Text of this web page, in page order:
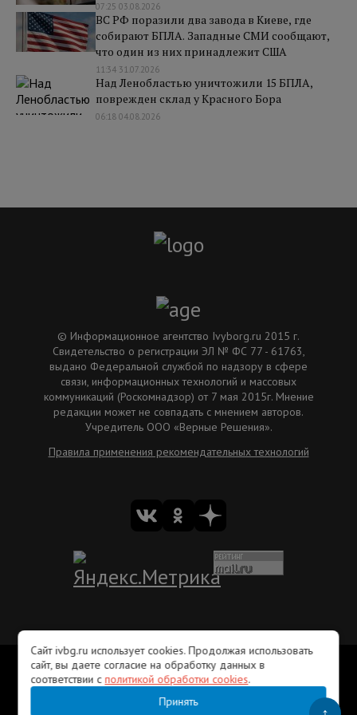
07:25 03.08.2026
ВС РФ поразили два завода в Киеве, где
собирают БПЛА. Западные СМИ сообщают,
что один из них принадлежит США
11:34 31.07.2026
Над Ленобластью уничтожили 15 БПЛА,
поврежден склад у Красного Бора
06:18 04.08.2026
© Информационное агентство Ivyborg.ru 2015 г.
Свидетельство о регистрации ЭЛ № ФС 77 - 61763,
выдано Федеральной службой по надзору в сфере
связи, информационных технологий и массовых
коммуникаций (Роскомнадзор) от 7 мая 2015г. Мнение
редакции может не совпадать с мнением авторов.
Учредитель ООО «Верные Решения».
Правила применения рекомендательных технологий
© Ivyborg.ru 2015 г.
ВакансииРекламодателямРедакция ivbg.ru
Правила использования информации
Пользовательское соглашениеЛента RSS
Сайт ivbg.ru использует cookies. Продолжая использовать
сайт, вы даете согласие на обработку данных в
соответствии с политикой обработки cookies.
Принять